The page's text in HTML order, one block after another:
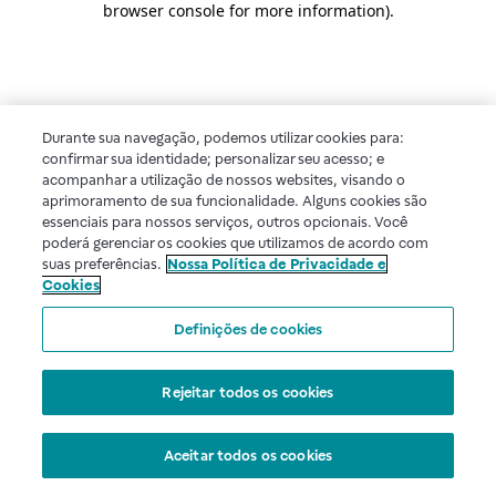
browser console for more information).
Durante sua navegação, podemos utilizar cookies para:
confirmar sua identidade; personalizar seu acesso; e
acompanhar a utilização de nossos websites, visando o
aprimoramento de sua funcionalidade. Alguns cookies são
essenciais para nossos serviços, outros opcionais. Você
poderá gerenciar os cookies que utilizamos de acordo com
suas preferências. Nossa Política de Privacidade e
Cookies
Definições de cookies
Rejeitar todos os cookies
Aceitar todos os cookies